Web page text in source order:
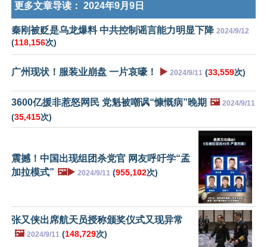
更多文章导读： 2024年9月9日
秦刚被贬是乌龙爆料 中共控制谣言能力明显下降 2024/9/12
(118,156次)
广州现状！服装业崩盘 一片哀嚎！ ▶️ 2024/9/11 (33,559次)
3600亿援非惹怒网民 党魁被嘲讽“慷慨病”晚期 🖼️ 2024/9/11
(35,415次)
震撼！中国出现组团杀党官 网友呼吁学“孟
加拉模式” 🖼️▶️ 2024/9/11 (955,102次)
张又侠出席航天员授称颁奖仪式又现异常
🖼️ 2024/9/11 (148,729次)